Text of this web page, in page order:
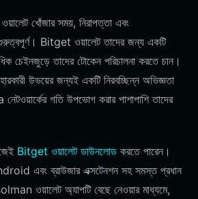
খোঁজার সময়, নিরাপত্তা এবং
Bitget ওয়ালেট তাদের জন্য একটি
চেইনজুড়ে তাদের টোকেন পরিচালনা করতে চান।
উভয়ের জন্যই একটি নিরবচ্ছিন্ন অভিজ্ঞতা
গতি উপভোগ করার পাশাপাশি তাদের
Bitget ওয়ালেট ডাউনলোড করতে পারেন।
এবং ব্রাউজার এক্সটেনশন সহ সমস্ত প্রধান
ওয়ালেট অ্যাপটি বেছে নেওয়ার মাধ্যমে,